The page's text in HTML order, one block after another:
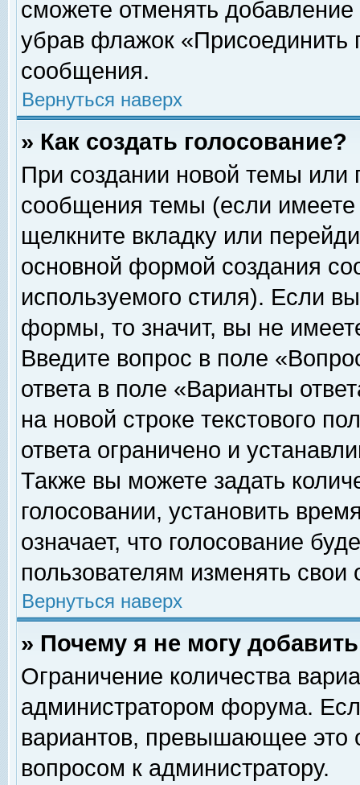
сможете отменять
убрав флажок «Присоединить
сообщения.
Вернуться наверх
» Как создать голосование?
При создании новой темы или
сообщения темы (если
щелкните вкладку или
основной формой создания
используемого стиля). Если
формы, то значит, вы не
Введите вопрос в поле
ответа в поле «Варианты
на новой строке текстового
ответа ограничено и
Также вы можете задать
голосовании, установить
означает, что голосование
пользователям изменять свои
Вернуться наверх
» Почему я не могу
Ограничение количества
администратором форума.
вариантов, превышающее это
вопросом к администратору.